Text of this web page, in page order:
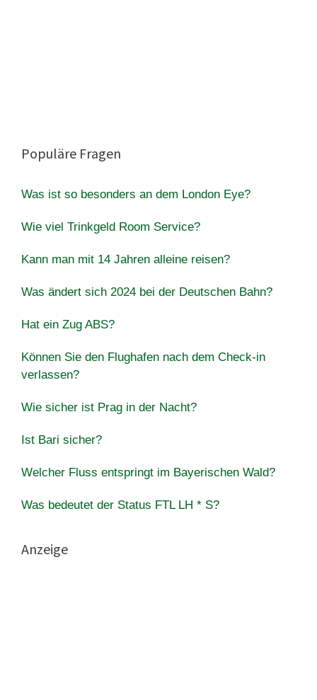
Populäre Fragen
Was ist so besonders an dem London Eye?
Wie viel Trinkgeld Room Service?
Kann man mit 14 Jahren alleine reisen?
Was ändert sich 2024 bei der Deutschen Bahn?
Hat ein Zug ABS?
Können Sie den Flughafen nach dem Check-in
verlassen?
Wie sicher ist Prag in der Nacht?
Ist Bari sicher?
Welcher Fluss entspringt im Bayerischen Wald?
Was bedeutet der Status FTL LH * S?
Anzeige